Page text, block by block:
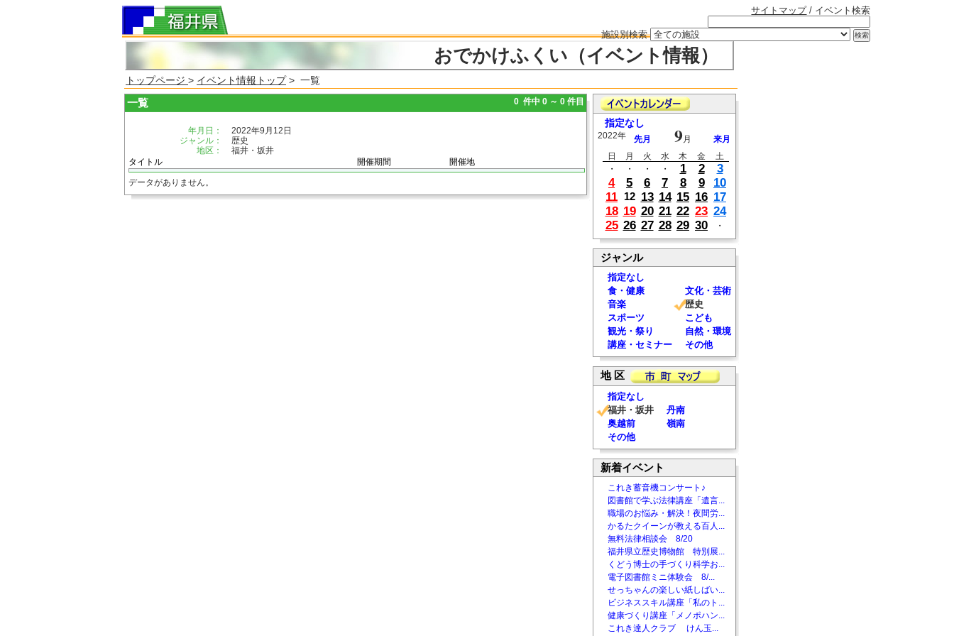
サイトマップ/ イベント検索
施設別検索
おでかけふくい（イベント情報）
トップページ > イベント情報トップ> 一覧
一覧 0 件中 0 ～ 0 件目
年月日：
2022年9月12日
ジャンル：
歴史
地区：
福井・坂井
タイトル
開催期間 開催地
データがありません。
指定なし
2022年 先月 9月
来月
日
月 火 水 木 金
土
・
・ ・ ・ 1 2
3
4
5 6 7 8 9
10
11
12 13 14 15 16 17
18 19 20 21 22 23 24
25 26 27 28 29 30 ・
ジャンル
指定なし
食・健康
文化・芸術
音楽
歴史
スポーツ
こども
観光・祭り
自然・環境
講座・セミナー
その他
地 区
指定なし
福井・坂井
丹南
奥越前
嶺南
その他
新着イベント
これき蓄音機コンサート♪
図書館で学ぶ法律講座「遺言...
職場のお悩み・解決！夜間労...
かるたクイーンが教える百人...
無料法律相談会 8/20
福井県立歴史博物館 特別展...
くどう博士の手づくり科学お...
電子図書館ミニ体験会 8/...
せっちゃんの楽しい紙しばい...
ビジネススキル講座「私のト...
健康づくり講座「メノポハン...
これき達人クラブ けん玉...